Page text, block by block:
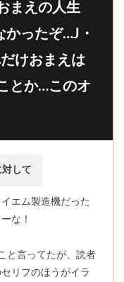
まえの人生
ったぞ…J・
けおまえは
とか…このオ
して
エム製造機だった
な！
と言ってたが、読者
リフのほうがイラ